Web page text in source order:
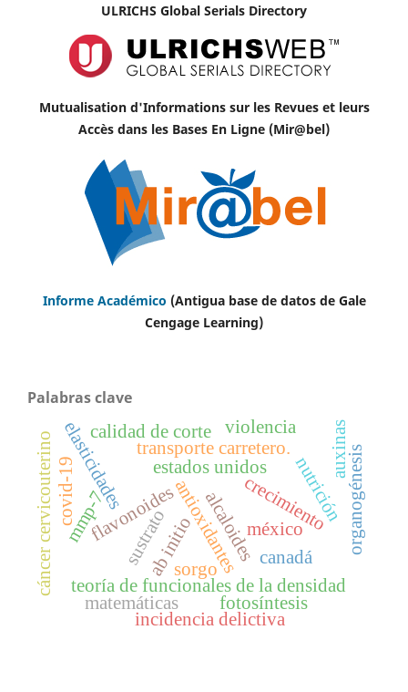
ULRICHS Global Serials Directory
Mutualisation d'Informations sur les Revues et leurs
Accès dans les Bases En Ligne (Mir@bel)
Informe Académico (Antigua base de datos de Gale
Cengage Learning)
Palabras clave
antioxidantes
ab initioalcaloides
flavonoides
teoría de funcionales de la densidad
elasticidades
méxico
estados unidos
canadá
transporte carretero.
calidad de corte
crecimiento
fotosíntesis
nutrición
sustrato
mmp-7
cáncer cervicouterinocovid-19
incidencia delictiva
violencia
matemáticas
organogénesis
auxinas
sorgo